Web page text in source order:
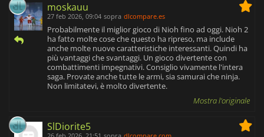
moskauu
27 feb 2026, 09:04 sopra dlcompare.es
Probabilmente il miglior gioco di Nioh fino ad oggi. Nioh 2
ha fatto molte cose che questo ha ripreso, ma include
anche molte nuove caratteristiche interessanti. Quindi ha
più vantaggi che svantaggi. Un gioco divertente con
combattimenti impegnativi. Consiglio vivamente l'intera
saga. Provate anche tutte le armi, sia samurai che ninja.
Non limitatevi, è molto divertente.
Mostra l'originale
SlDiorite5